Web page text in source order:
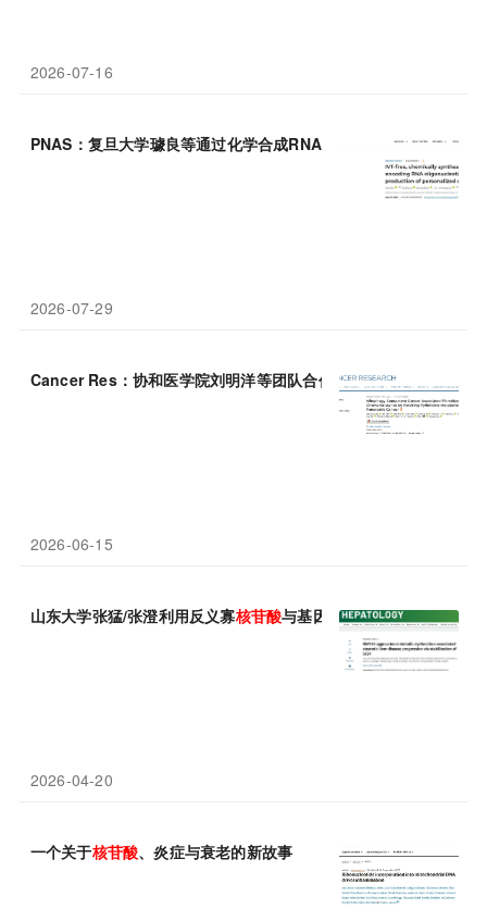
2026-07-16
PNAS：复旦大学璩良等通过化学合成RNA寡 绕过IVT，个
2026-07-29
Cancer Res：协和医学院刘明洋等团队合作发现化疗耐药CAF靠
2026-06-15
山东大学张猛/张澄利用反义寡核苷酸与基因疗法敲低RNF128，有
2026-04-20
一个关于核苷酸、炎症与衰老的新故事